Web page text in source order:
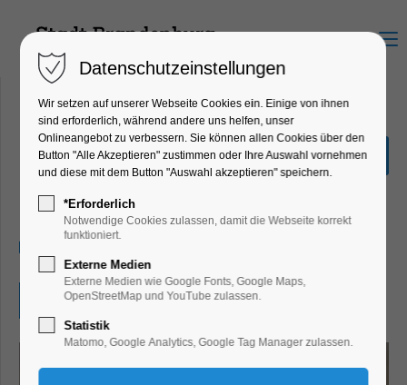
Menu
Rotschwänzchen, was
machst du hier im Schnee?
Bildung, Vortrag, Kinder, Jugend, Lesung
Eintritt frei
Datenschutzeinstellungen
Wir setzen auf unserer Webseite Cookies ein. Einige von ihnen
sind erforderlich, während andere uns helfen, unser
Onlineangebot zu verbessern. Sie können allen Cookies über den
Button "Alle Akzeptieren" zustimmen oder Ihre Auswahl vornehmen
und diese mit dem Button "Auswahl akzeptieren" speichern.
*Erforderlich
Notwendige Cookies zulassen, damit die Webseite korrekt
funktioniert.
Externe Medien
Externe Medien wie Google Fonts, Google Maps,
OpenStreetMap und YouTube zulassen.
Statistik
Matomo, Google Analytics, Google Tag Manager zulassen.